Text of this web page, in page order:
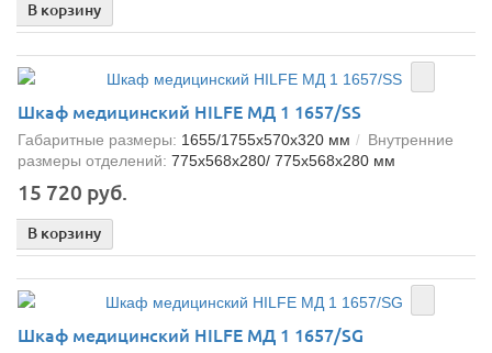
В корзину
Шкаф медицинский HILFE МД 1 1657/SS
Габаритные размеры: 1655/1755x570x320 мм
Внутренние
размеры отделений: 775x568x280/ 775x568x280 мм
15 720 руб.
В корзину
Шкаф медицинский HILFE МД 1 1657/SG